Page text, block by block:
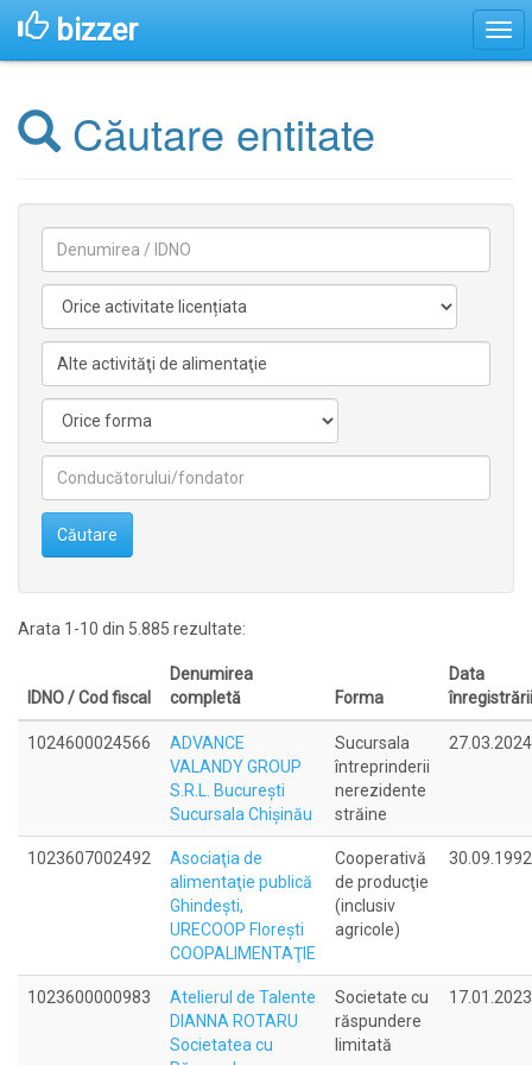
bizzer
Căutare entitate
licentiata
nelicentiata
Căutare
Arata 1-10 din 5.885 rezultate:
IDNO / Cod fiscal
Denumirea
completă
Forma
Data
înregistrării
1024600024566
ADVANCE
VALANDY GROUP
S.R.L. Bucureşti
Sucursala Chişinău
Sucursala
întreprinderii
nerezidente
străine
27.03.2024
1023607002492
Asociaţia de
alimentaţie publică
Ghindeşti,
URECOOP Floreşti
COOPALIMENTAŢIE
Cooperativă
de producţie
(inclusiv
agricole)
30.09.1992
1023600000983
Atelierul de Talente
DIANNA ROTARU
Societatea cu
Societate cu
răspundere
limitată
17.01.2023